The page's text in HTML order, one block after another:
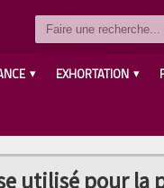
EXHORTATION
utilisé pour